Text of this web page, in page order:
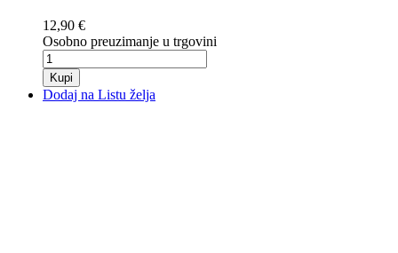
12,90 €
Osobno preuzimanje u trgovini
Kupi
Dodaj na Listu želja